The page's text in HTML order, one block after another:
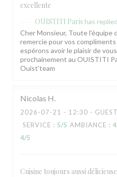
excellente
OUISTITI Paris has
Cher Monsieur, Toute l'équipe
remercie pour vos
espérons avoir le plaisir de
prochainement au OUISTITI
Ouist'team
Nicolas H
2026-07-21 - 12:30 -
SERVICE : 5/5 AMBIANCE : 4
4/5
Cuisine toujours aussi